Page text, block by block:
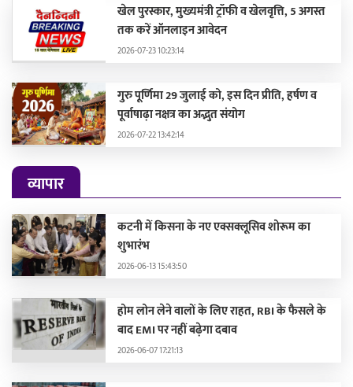
खेल पुरस्कार, मुख्यमंत्री ट्रॉफी व खेलवृत्ति, 5 अगस्त
तक करें ऑनलाइन आवेदन
2026-07-23 10:23:14
गुरु पूर्णिमा 29 जुलाई को, इस दिन प्रीति, हर्षण व
पूर्वाषाढ़ा नक्षत्र का अद्भुत संयोग
2026-07-22 13:42:14
व्यापार
कटनी में किसना के नए एक्सक्लूसिव शोरूम का
शुभारंभ
2026-06-13 15:43:50
होम लोन लेने वालों के लिए राहत, RBI के फैसले के
बाद EMI पर नहीं बढ़ेगा दबाव
2026-06-07 17:21:13